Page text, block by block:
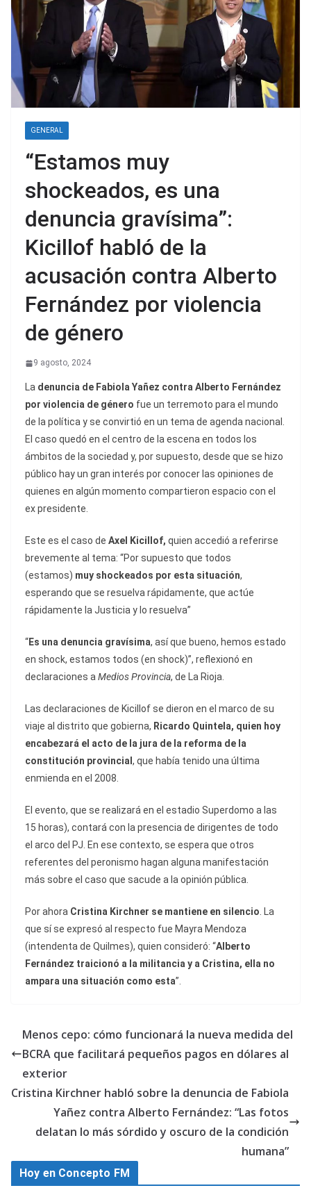
GENERAL
“Estamos muy
shockeados, es una
denuncia gravísima”:
Kicillof habló de la
acusación contra Alberto
Fernández por violencia
de género
9 agosto, 2024
La denuncia de Fabiola Yañez contra Alberto Fernández
por violencia de género fue un terremoto para el mundo
de la política y se convirtió en un tema de agenda nacional.
El caso quedó en el centro de la escena en todos los
ámbitos de la sociedad y, por supuesto, desde que se hizo
público hay un gran interés por conocer las opiniones de
quienes en algún momento compartieron espacio con el
ex presidente.
Este es el caso de Axel Kicillof, quien accedió a referirse
brevemente al tema: “Por supuesto que todos
(estamos) muy shockeados por esta situación,
esperando que se resuelva rápidamente, que actúe
rápidamente la Justicia y lo resuelva”
“Es una denuncia gravísima, así que bueno, hemos estado
en shock, estamos todos (en shock)”, reflexionó en
declaraciones aMedios Provincia, de La Rioja.
Las declaraciones de Kicillof se dieron en el marco de su
viaje al distrito que gobierna, Ricardo Quintela, quien hoy
encabezará el acto de la jura de la reforma de la
constitución provincial , que había tenido una última
enmienda en el 2008.
El evento, que se realizará en el estadio Superdomo a las
15 horas), contará con la presencia de dirigentes de todo
el arco del PJ. En ese contexto, se espera que otros
referentes del peronismo hagan alguna manifestación
más sobre el caso que sacude a la opinión pública.
Por ahora Cristina Kirchner se mantiene en silencio. La
que sí se expresó al respecto fue Mayra Mendoza
(intendenta de Quilmes), quien consideró: “Alberto
Fernández traicionó a la militancia y a Cristina, ella no
ampara una situación como esta”.
Menos cepo: cómo funcionará la nueva medida del
BCRA que facilitará pequeños pagos en dólares al
exterior
Cristina Kirchner habló sobre la denuncia de Fabiola
Yañez contra Alberto Fernández: “Las fotos
delatan lo más sórdido y oscuro de la condición
humana”
Hoy en Concepto FM